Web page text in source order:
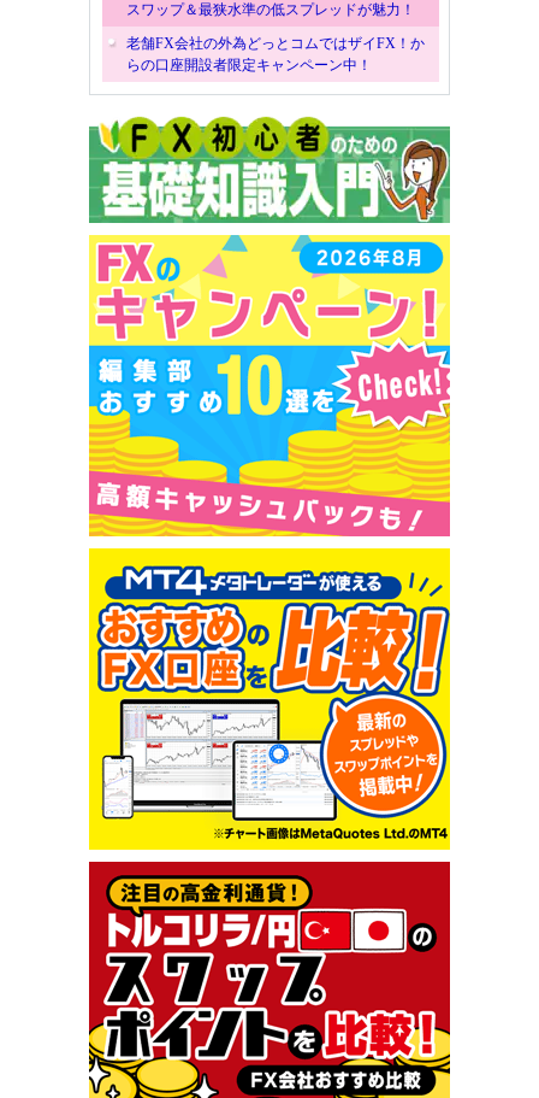
スワップ＆最狭水準の低スプレッドが魅力！
老舗FX会社の外為どっとコムではザイFX！か
らの口座開設者限定キャンペーン中！